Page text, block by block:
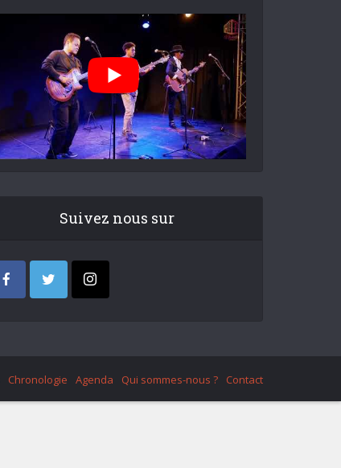
Suivez nous sur
Chronologie Agenda Qui sommes-nous ? Contact